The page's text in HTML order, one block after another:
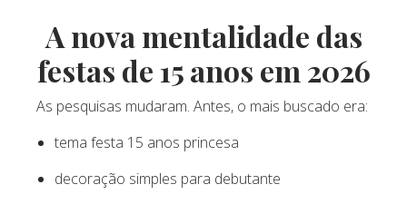
A nova mentalidade das
festas de 15 anos em 2026
As pesquisas mudaram. Antes, o mais buscado era:
tema festa 15 anos princesa
decoração simples para debutante